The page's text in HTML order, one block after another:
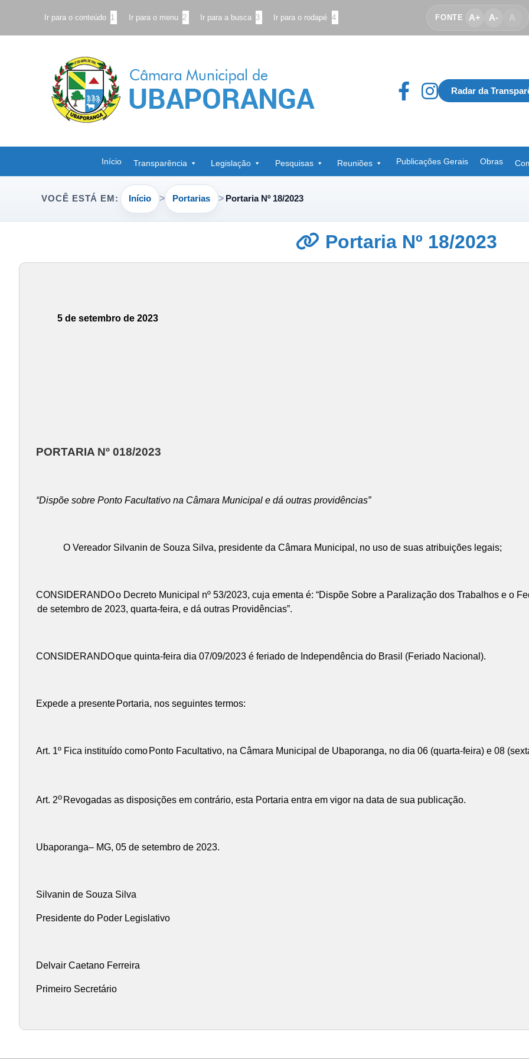
Ir para o conteúdo 1 Ir para o menu 2 Ir para a busca 3 Ir para o rodapé 4 FONTE A+ A- A
Radar da
Início Transparência Legislação Pesquisas Reuniões Publicações Gerais Obras
VOCÊ ESTÁ EM: Início Portarias Portaria Nº 18/2023
Portaria Nº 18/2023
5 de setembro de 2023
PORTARIA Nº 018/2023
“Dispõe sobre Ponto Facultativo na Câmara Municipal e dá outras providências”
O Vereador Silvanin de Souza Silva, presidente da Câmara Municipal, no uso de suas atribuições legais;
CONSIDERANDOo Decreto Municipal nº 53/2023, cuja ementa é: “Dispõe Sobre a Paralização dos Trabalhos e o
de setembro de 2023, quarta-feira, e dá outras Providências”.
CONSIDERANDOque quinta-feira dia 07/09/2023 é feriado de Independência do Brasil (Feriado Nacional).
Expede a presente Portaria, nos seguintes termos:
Art. 1º Fica instituído como Ponto Facultativo, na Câmara Municipal de Ubaporanga, no dia 06 (quarta-feira) e 08
Art. 2o Revogadas as disposições em contrário, esta Portaria entra em vigor na data de sua publicação.
Ubaporanga– MG, 05 de setembro de 2023.
Silvanin de Souza Silva
Presidente do Poder Legislativo
Delvair Caetano Ferreira
Primeiro Secretário